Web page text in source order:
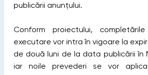
publicării anunțului.
Conform proiectului,
executare vor intra în vigoare la
de două luni de la data publicării în
iar noile prevederi se vor aplica